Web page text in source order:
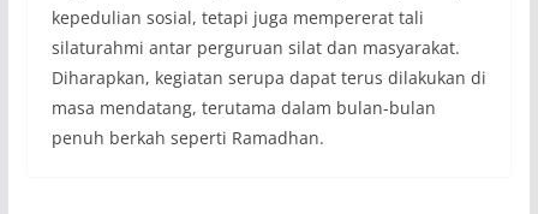
kepedulian sosial, tetapi juga mempererat tali
silaturahmi antar perguruan silat dan masyarakat.
Diharapkan, kegiatan serupa dapat terus dilakukan di
masa mendatang, terutama dalam bulan-bulan
penuh berkah seperti Ramadhan.